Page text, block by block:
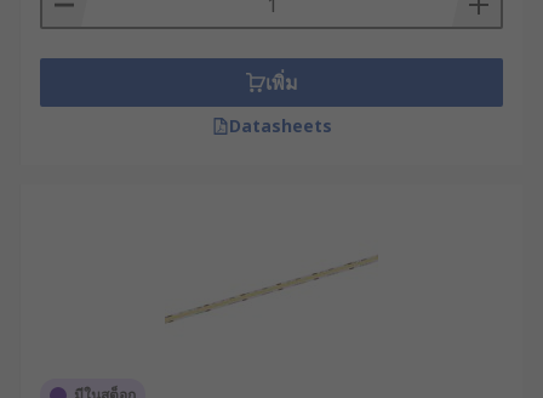
เพิ่ม
Datasheets